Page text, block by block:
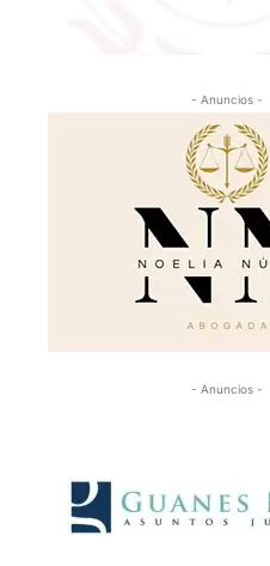
- Anuncios -
- Anuncios -